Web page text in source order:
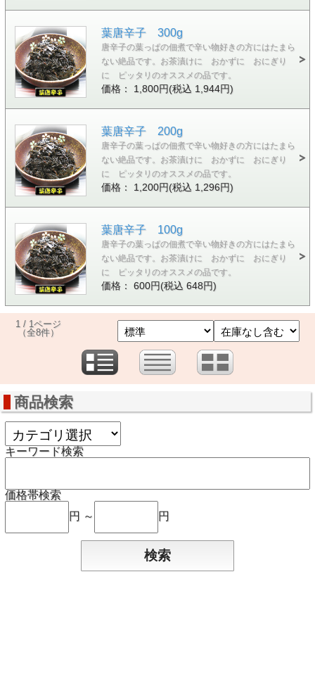
葉唐辛子 300g
唐辛子の葉っぱの佃煮で辛い物好きの方にはたまら
ない絶品です。お茶漬けに おかずに おにぎり
に ピッタリのオススメの品です。
価格： 1,800円(税込 1,944円)
葉唐辛子 200g
唐辛子の葉っぱの佃煮で辛い物好きの方にはたまら
ない絶品です。お茶漬けに おかずに おにぎり
に ピッタリのオススメの品です。
価格： 1,200円(税込 1,296円)
葉唐辛子 100g
唐辛子の葉っぱの佃煮で辛い物好きの方にはたまら
ない絶品です。お茶漬けに おかずに おにぎり
に ピッタリのオススメの品です。
価格： 600円(税込 648円)
1 / 1ページ
（全8件）
商品検索
キーワード検索
価格帯検索
円 ～
円